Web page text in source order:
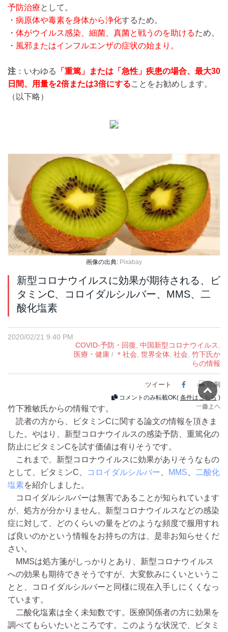
予防治療として。
・ 病原体や毒素を身体から浄化するため。
・ 体がウイルス感染、細菌、真菌と戦うのを助けるため。
・ 風邪またはインフルエンザの症状の始まり。
注 ：いわゆる
「重篤」または「急性」疾患の場合、最大30
日間、用量を2倍または3倍にすることをお勧めします。
（以下略）
画像の出典: Pixabay
新型コロナウイルスに効果が期待される、ビ
タミンC、コロイダルシルバー、MMS、二
酸化塩素
2020/02/21 9:40 PM
COVID-予防・回復, 中国新型コロナウイルス,
医療・健康 / ＊社会, 世界全体, 社会, 竹下氏か
らの情報
ツイート Facebook
印刷
コメントのみ転載OK( 条件はこちら )
竹下雅敏氏からの情報です。
読者の方から、ビタミンCに関する論文の情報を頂きま
した。やはり、新型コロナウイルスの感染予防、重篤化の
防止にビタミンCを試す価値は有りそうです。
これまで、新型コロナウイルスに効果がありそうなもの
として、ビタミンC、
コロイダルシルバー、 MMS、 二酸化
塩素を紹介しました。
コロイダルシルバーは無害であることが知られています
が、処方が分かりません。新型コロナウイルスなどの感染
症に対して、どのくらいの量をどのような頻度で服用すれ
ば良いのかという情報をお持ちの方は、是非お知らせくだ
さい。
MMSは処方箋がしっかりとあり、新型コロナウイルス
への効果も期待できそうですが、大変飲みにくいというこ
とと、コロイダルシルバーと同様に現在入手しにくくなっ
ています。
二酸化塩素は全く未知数です。医療関係者の方に効果を
調べてもらいたいところです。このような状況で、ビタミ